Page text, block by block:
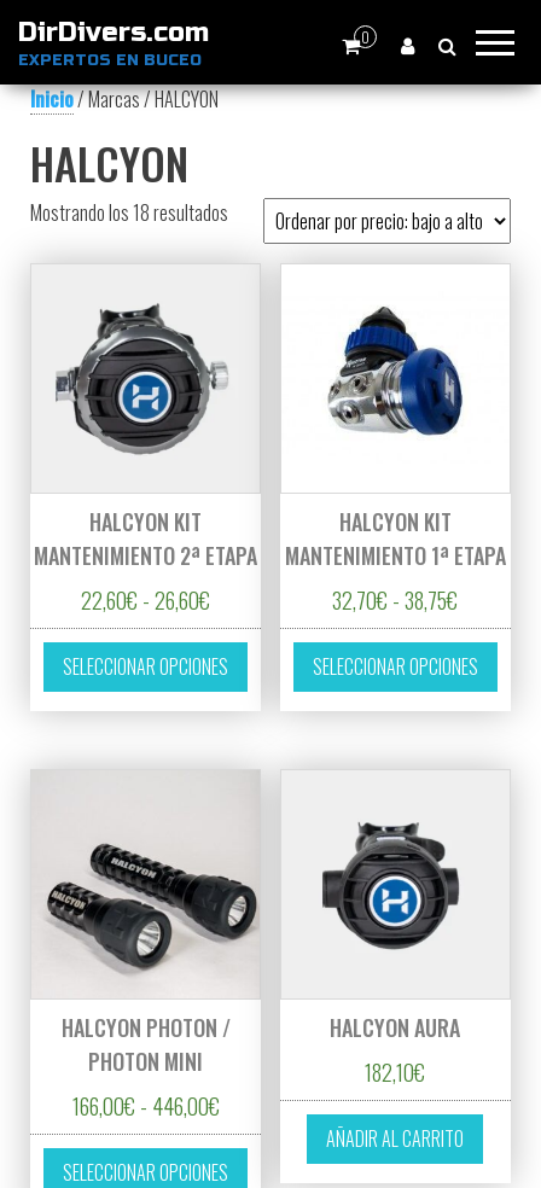
DirDivers.com
EXPERTOS EN BUCEO
0
Inicio/ Marcas / HALCYON
HALCYON
Mostrando los 18 resultados Ordenado por precio: bajo a alto
HALCYON KIT
MANTENIMIENTO 2ª ETAPA
22,60€ -26,60€ Rango de precios: desde 22,60€ hasta
SELECCIONAR OPCIONES
Este producto tiene múltiples variantes.
HALCYON KIT
MANTENIMIENTO 1ª ETAPA
32,70€ - 38,75€
SELECCIONAR OPCIONES
Este
HALCYON PHOTON /
PHOTON MINI
166,00€ - 446,00€Rango de precios: desde 166,00€ hasta
SELECCIONAR OPCIONES
Este producto tiene múltiples variantes.
HALCYON AURA
182,10€
AÑADIR AL CARRITO